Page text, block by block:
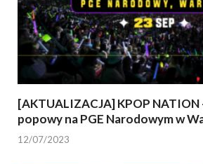
[AKTUALIZACJA] KPOP
popowy na PGE Narodowym w
12/07/2023